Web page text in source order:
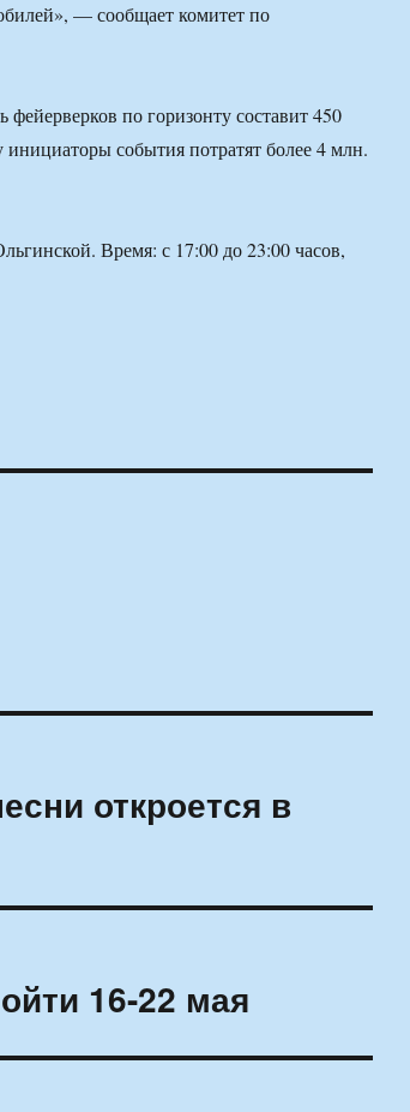
— сообщает комитет по
по горизонту составит 450
события потратят более 4 млн.
Время: с 17:00 до 23:00 часов,
откроется в
16-22 мая